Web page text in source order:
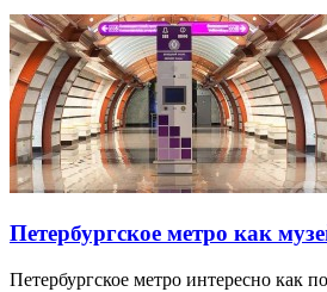
Петербургское метро как
Петербургское метро интересно как